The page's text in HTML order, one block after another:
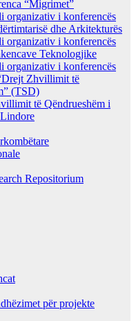
“Migrimet”
organizativ i konferencës
dhe Arkitekturës
organizativ i konferencës
Teknologjike
organizativ i konferencës
Zhvillimit të
(TSD)
të Qëndrueshëm i
Repositorium
për projekte